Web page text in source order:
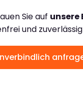
Sie auf unsere
und